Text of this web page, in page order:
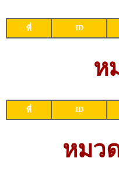
ที่ ID
ห
ที่ ID
หมว